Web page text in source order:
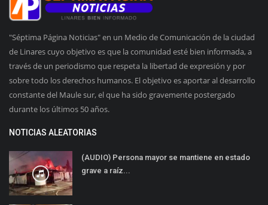
"Séptima Página Noticias" en un Medio de Comunicación de la ciudad
de Linares cuyo objetivo es que la comunidad esté bien informada, a
través de un periodismo que respeta la libertad de expresión y por
sobre todo los derechos humanos. El objetivo es aportar al desarrollo
constante del Maule sur, el que ha sido gravemente postergado
durante los últimos 50 años.
NOTICIAS ALEATORIAS
(AUDIO) Persona mayor se mantiene en estado
grave a raíz...